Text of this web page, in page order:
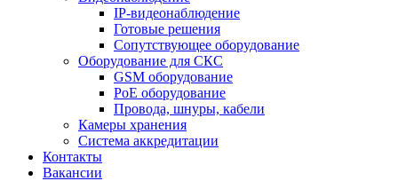
IP-видеонаблюдение
Готовые решения
Сопутствующее оборудование
Оборудование для СКС
GSM оборудование
PoE оборудование
Провода, шнуры, кабели
Камеры хранения
Система аккредитации
Контакты
Вакансии